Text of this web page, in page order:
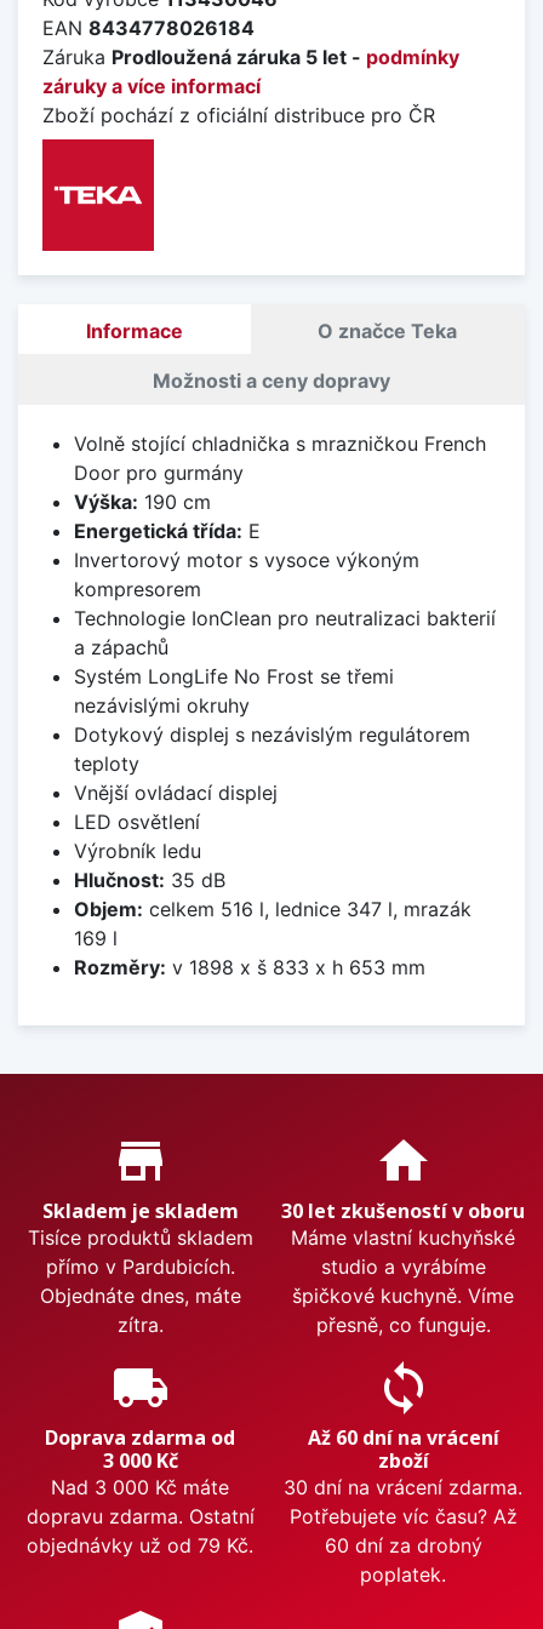
EAN 8434778026184
Záruka Prodloužená záruka 5 let - podmínky
záruky a více informací
Zboží pochází z oficiální distribuce pro ČR
Informace O značce Teka
Možnosti a ceny dopravy
Volně stojící chladnička s mrazničkou French
Door pro gurmány
Výška: 190 cm
Energetická třída: E
Invertorový motor s vysoce výkoným
kompresorem
Technologie IonClean pro neutralizaci bakterií
a zápachů
Systém LongLife No Frost se třemi
nezávislými okruhy
Dotykový displej s nezávislým regulátorem
teploty
Vnější ovládací displej
LED osvětlení
Výrobník ledu
Hlučnost: 35 dB
Objem: celkem 516 l, lednice 347 l, mrazák
169 l
Rozměry: v 1898 x š 833 x h 653 mm
Proč nakupovat u nás?
store_mall_directory
Skladem je skladem
Tisíce produktů skladem
přímo v Pardubicích.
Objednáte dnes, máte
zítra.
home
30 let zkušeností v oboru
Máme vlastní kuchyňské
studio a vyrábíme
špičkové kuchyně. Víme
přesně, co funguje.
local_shipping
Doprava zdarma od
3 000 Kč
Nad 3 000 Kč máte
dopravu zdarma. Ostatní
objednávky už od 79 Kč.
sync
Až 60 dní na vrácení
zboží
30 dní na vrácení zdarma.
Potřebujete víc času? Až
60 dní za drobný
poplatek.